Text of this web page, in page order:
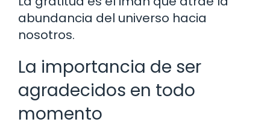
abundancia del universo hacia
nosotros.
La importancia de ser
agradecidos en todo
momento